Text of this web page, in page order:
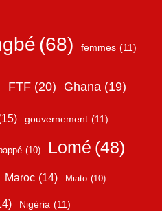
(68) femmes (11)
FTF (20) Ghana (19)
gouvernement (11)
(10) Lomé (48)
Maroc (14) Miato (10)
Nigéria (11)